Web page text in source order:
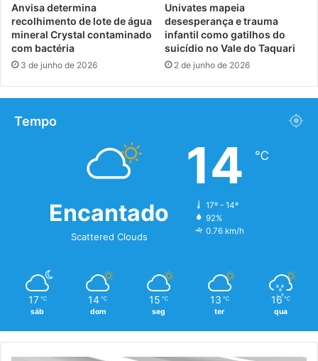
Anvisa determina
recolhimento de lote de água
mineral Crystal contaminado
com bactéria
3 de junho de 2026
Univates mapeia
desesperança e trauma
infantil como gatilhos do
suicídio no Vale do Taquari
2 de junho de 2026
Tempo
Encantado
Scattered Clouds
14 ℃
17º - 14º
92%
0.76 km/h
17 ℃
sáb
14 ℃
dom
15 ℃
seg
13 ℃
ter
16 ℃
qua